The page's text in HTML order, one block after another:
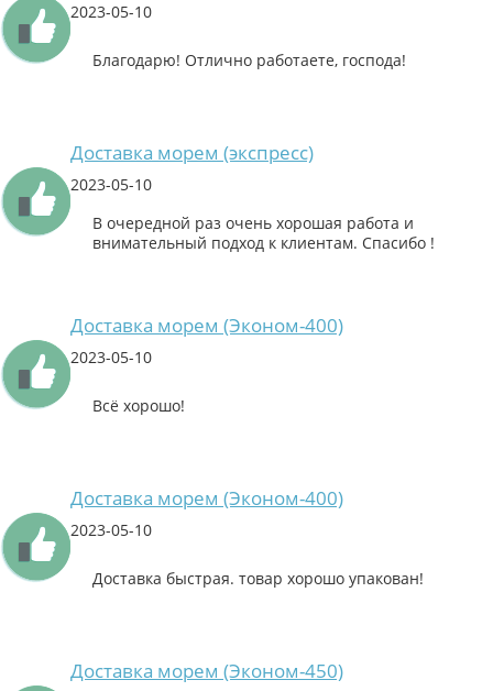
2023-05-10
Благодарю! Отлично работаете, господа!
Доставка морем (экспресс)
2023-05-10
В очередной раз очень хорошая работа и
внимательный подход к клиентам. Спасибо !
Доставка морем (Эконом-400)
2023-05-10
Всё хорошо!
Доставка морем (Эконом-400)
2023-05-10
Доставка быстрая. товар хорошо упакован!
Доставка морем (Эконом-450)